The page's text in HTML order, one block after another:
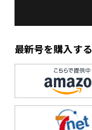
最新号を購入する